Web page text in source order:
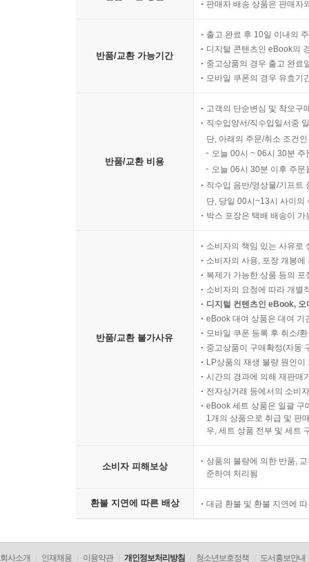
판매자 배송 상품은 판매자
반품/교환 가능기간
출고 완료 후 10일 이내의
디지털 콘텐츠인 eBook의
중고상품의 경우 출고 완료
모바일 쿠폰의 경우 유효기
반품/교환 비용
고객의 단순변심 및 착오구
직수입양서/직수입일서중
단, 아래의 주문/취소 조건
오늘 00시 ~ 06시 30분
오늘 06시 30분 이후 주
직수입 음반/영상물/기프트
단, 당일 00시~13시 사이의
박스 포장은 택배 배송이
반품/교환 불가사유
소비자의 책임 있는 사유로
소비자의 사용, 포장 개봉
복제가 가능한 상품 등의
소비자의 요청에 따라 개별
디지털 컨텐츠인 eBook,
eBook 대여 상품은 대여 기
모바일 쿠폰 등록 후 취소/
중고상품이 구매확정(자동
LP상품의 재생 불량 원인
시간의 경과에 의해 재판매
전자상거래 등에서의 소비
eBook 세트 상품은 일괄 구
1개의 상품으로 취급 및 판
우, 세트 상품 전부 및 세트
소비자 피해보상
상품의 불량에 의한 반품,
준하여 처리됨
환불 지연에 따른 배상 대금 환불 및 환불 지연에
회사소개 인재채용 이용약관 개인정보처리방침 청소년보호정책 도서홍보안내